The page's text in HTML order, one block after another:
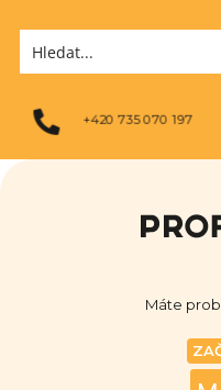
+420 735 070 197
Máte